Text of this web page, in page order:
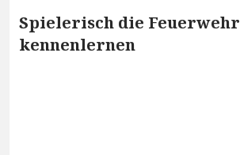
Spielerisch die Feuerwehr
kennenlernen